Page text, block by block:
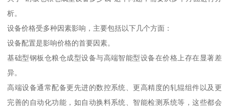
析。
设备价格受多种因素影响，主要包括以下几个方面：
设备配置是影响价格的首要因素。
基础型钢板仓粮仓成型设备与高端智能型设备在价格上存在显著差
异。
高端设备通常配备更先进的数控系统、更高精度的轧辊组件以及更
完善的自动化功能，如自动换料系统、智能检测系统等，这些都会